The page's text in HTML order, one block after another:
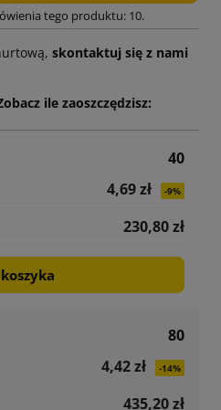
tego produktu: 10.
skontaktuj się z nami
ile zaoszczędzisz:
40
4,69 zł
-9%
230,80 zł
80
4,42 zł
-14%
435,20 zł